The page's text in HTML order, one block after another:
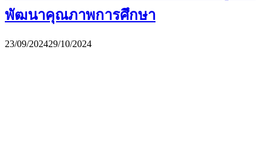
พัฒนาคุณภาพการศึกษา
23/09/202429/10/2024